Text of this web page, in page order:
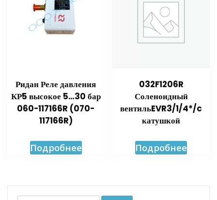
Ридан Реле давления
КР5 высокое 5…30 бар
060-117166R (070-
117166R)
Подробнее
032F1206R
Соленоидный
вентильEVR3/1/4*/c
катушкой
Подробнее